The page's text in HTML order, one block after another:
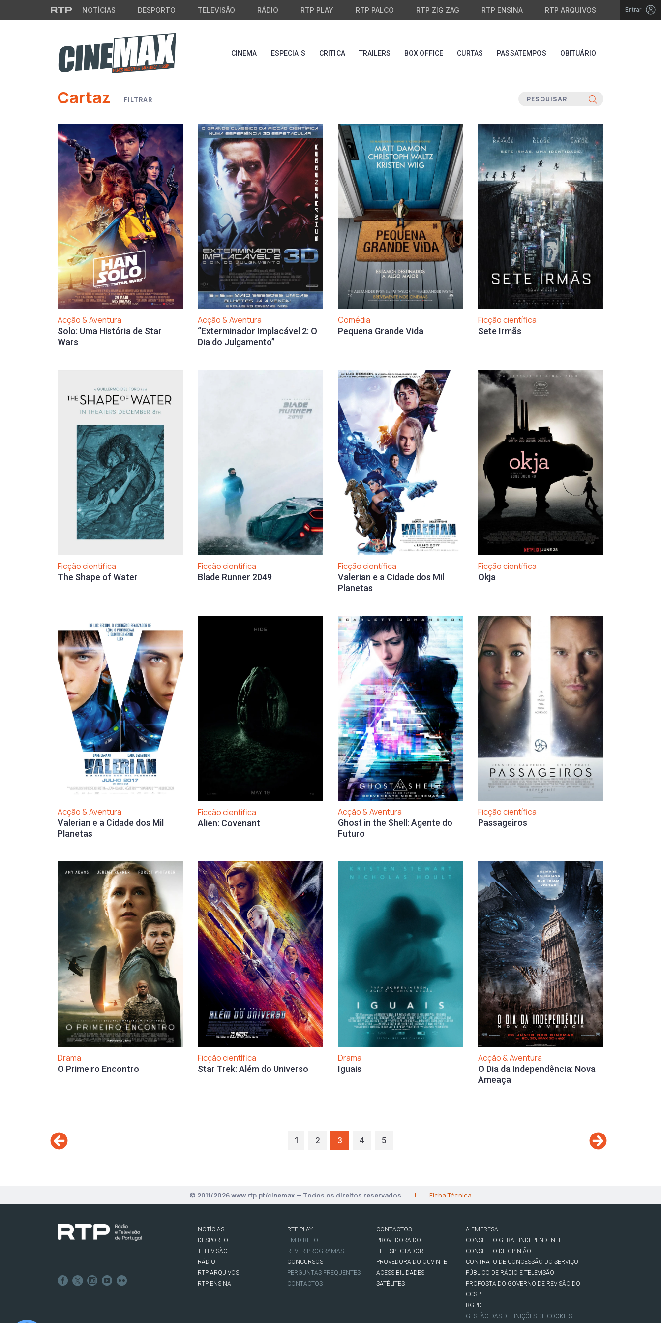
Saltar para o conteúdo principal
NOTÍCIAS DESPORTO TELEVISÃO RÁDIO RTP PLAY RTP PALCO RTP ZIG ZAG RTP ENSINA RTP ARQUIVOS Entrar
CINEMA ESPECIAIS CRITICA TRAILERS BOX OFFICE CURTAS PASSATEMPOS OBITUÁRIO
Cartaz FILTRAR
Acção & Aventura
Solo: Uma História de Star
Wars
Acção & Aventura
“Exterminador Implacável 2: O
Dia do Julgamento”
Comédia
Pequena Grande Vida
Ficção científica
Sete Irmãs
Ficção científica
The Shape of Water
Ficção científica
Blade Runner 2049
Ficção científica
Valerian e a Cidade dos Mil
Planetas
Ficção científica
Okja
Acção & Aventura
Valerian e a Cidade dos Mil
Planetas
Ficção científica
Alien: Covenant
Acção & Aventura
Ghost in the Shell: Agente do
Futuro
Ficção científica
Passageiros
Drama
O Primeiro Encontro
Ficção científica
Star Trek: Além do Universo
Drama
Iguais
Acção & Aventura
O Dia da Independência: Nova
Ameaça
1 2 3 4 5
© 2011/2026 www.rtp.pt/cinemax — Todos os direitos reservados | Ficha Técnica
NOTÍCIAS
DESPORTO
TELEVISÃO
RÁDIO
RTP ARQUIVOS
RTP ENSINA
RTP PLAY
EM DIRETO
REVER PROGRAMAS
CONCURSOS
PERGUNTAS FREQUENTES
CONTACTOS
CONTACTOS
PROVEDORA DO
TELESPECTADOR
PROVEDORA DO OUVINTE
ACESSIBILIDADES
SATÉLITES
A EMPRESA
CONSELHO GERAL INDEPENDENTE
CONSELHO DE OPINIÃO
CONTRATO DE CONCESSÃO DO SERVIÇO
PÚBLICO DE RÁDIO E TELEVISÃO
PROPOSTA DO GOVERNO DE REVISÃO DO
CCSP
RGPD
GESTÃO DAS DEFINIÇÕES DE COOKIES